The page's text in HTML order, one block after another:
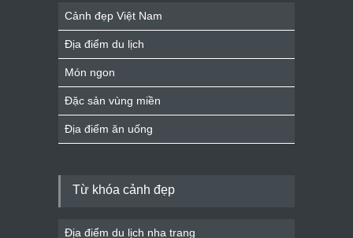
Cảnh đẹp Việt Nam
Địa điểm du lịch
Món ngon
Đặc sản vùng miền
Địa điểm ăn uống
Từ khóa cảnh đẹp
Địa điểm du lịch nha trang